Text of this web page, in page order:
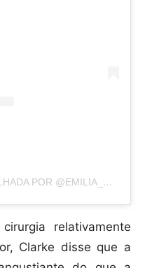
UMA PUBLICAÇÃO COMPARTILHADA POR @EMILIA_CLARKE
relativamente
Clarke disse que a